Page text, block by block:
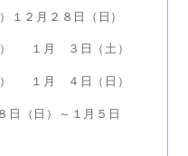
）１２月２８日（日）
） １月 ３日（土）
日（日）
日（日）～１月５日